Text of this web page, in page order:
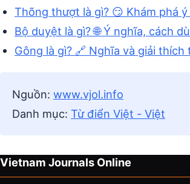
Thõng thượt là gì? 😏 Khám phá
Bộ duyệt là gì? 🌐 Ý nghĩa, cách
Gông là gì? 🔗 Nghĩa và giải thích
Nguồn: www.vjol.info
Danh mục: Từ điển Việt - Việt
Vietnam Journals Online